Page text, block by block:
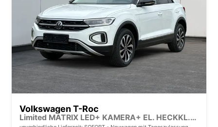
Volkswagen T-Roc
Limited MATRIX LED+ KAMERA+ EL. HECKKL.+PDC+SHZ